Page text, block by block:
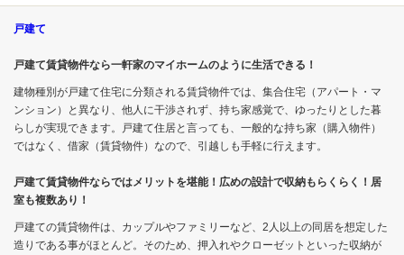
戸建て
戸建て賃貸物件なら一軒家のマイホームのように生活できる！
建物種別が戸建て住宅に分類される賃貸物件では、集合住宅（アパート・マ
ンション）と異なり、他人に干渉されず、持ち家感覚で、ゆったりとした暮
らしが実現できます。戸建て住居と言っても、一般的な持ち家（購入物件）
ではなく、借家（賃貸物件）なので、引越しも手軽に行えます。
戸建て賃貸物件ならではメリットを堪能！広めの設計で収納もらくらく！居
室も複数あり！
戸建ての賃貸物件は、カップルやファミリーなど、2人以上の同居を想定した
造りである事がほとんど。そのため、押入れやクローゼットといった収納が